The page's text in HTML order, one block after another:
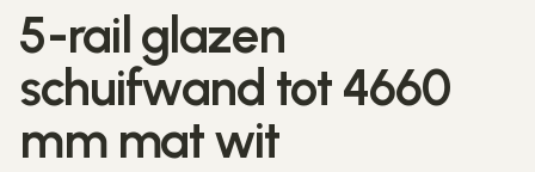
5-rail glazen
schuifwand tot 4660
mm mat wit